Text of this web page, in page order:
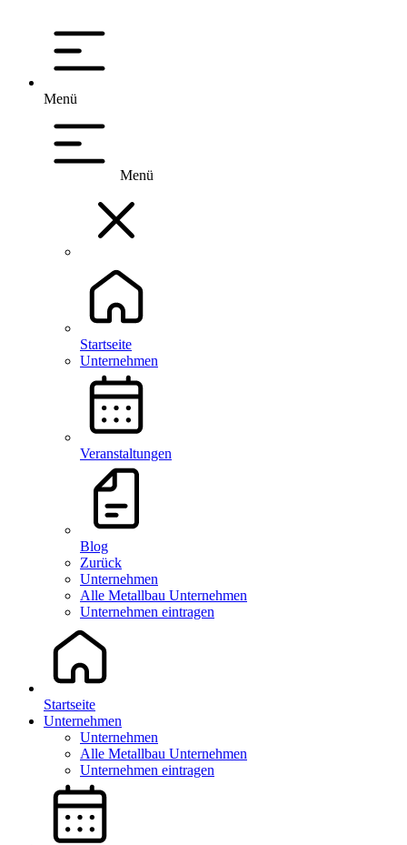
Menü
Menü
Startseite
Unternehmen
Veranstaltungen
Blog
Zurück
Unternehmen
Alle Metallbau Unternehmen
Unternehmen eintragen
Startseite
Unternehmen
Unternehmen
Alle Metallbau Unternehmen
Unternehmen eintragen